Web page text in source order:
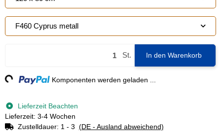
F460 Cyprus metall
St. In den Warenkorb
Komponenten werden geladen ...
Lieferzeit Beachten
Lieferzeit: 3-4 Wochen
Zustelldauer: 1 - 3 (DE - Ausland abweichend)